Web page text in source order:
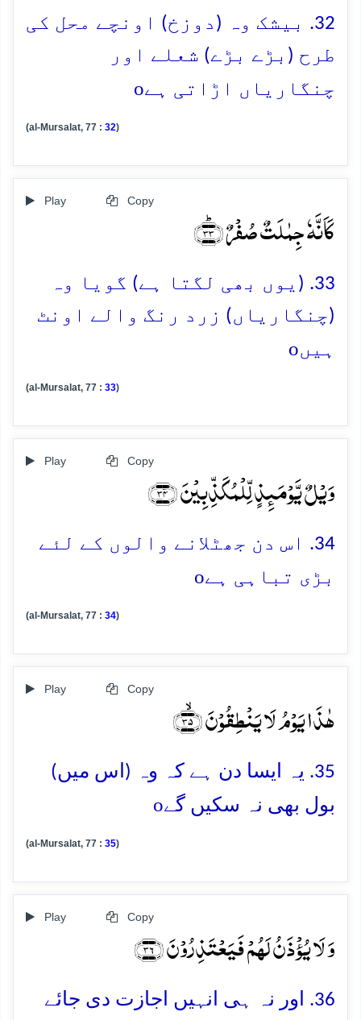
32. بیشک وہ (دوزخ) اونچے محل کی
طرح (بڑے بڑے) شعلے اور
چنگاریاں اڑاتی ہےo
(al-Mursalat, 77 : 32)
Play Copy
کَاَنَّہٗ جِمٰلَتٌ صُفۡرٌ ﴿ؕ۳۳﴾
33. (یوں بھی لگتا ہے) گویا وہ
(چنگاریاں) زرد رنگ والے اونٹ
ہیںo
(al-Mursalat, 77 : 33)
Play Copy
وَیۡلٌ یَّوۡمَئِذٍ لِّلۡمُکَذِّبِیۡنَ ﴿۳۴﴾
34. اس دن جھٹلانے والوں کے لئے
بڑی تباہی ہےo
(al-Mursalat, 77 : 34)
Play Copy
ہٰذَا یَوۡمُ لَا یَنۡطِقُوۡنَ ﴿ۙ۳۵﴾
35. یہ ایسا دن ہے کہ وہ (اس میں)
بول بھی نہ سکیں گےo
(al-Mursalat, 77 : 35)
Play Copy
وَ لَا یُؤۡذَنُ لَہُمۡ فَیَعۡتَذِرُوۡنَ ﴿۳۶﴾
36. اور نہ ہی انہیں اجازت دی جائے